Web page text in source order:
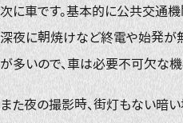
次に車です。基本的に公共交通
深夜に朝焼けなど終電や始発が
が多いので、車は必要不可欠な機
また夜の撮影時、街灯もない暗